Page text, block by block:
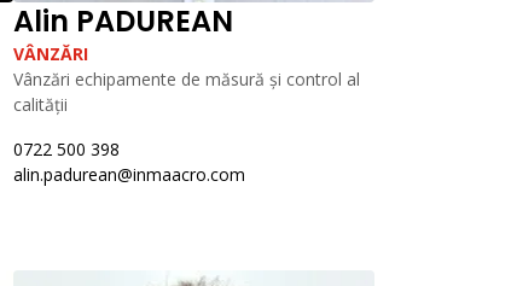
Alin PADUREAN
VÂNZĂRI
Vânzări echipamente de măsură și control al
calității
0722 500 398
alin.padurean@inmaacro.com